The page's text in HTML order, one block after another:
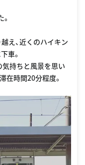
え、近くのハイキン
車。
気持ちと風景を思い
在時間20分程度。